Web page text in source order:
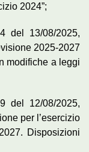
2024”;
del 13/08/2025,
2025-2027
modifiche a leggi
del 12/08/2025,
per l’esercizio
Disposizioni